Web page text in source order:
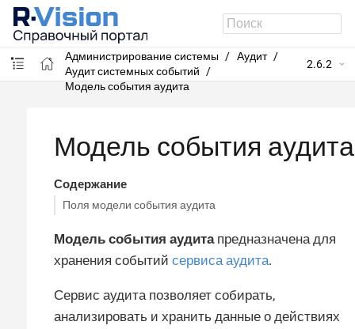
R-Vision SIEM
Администрирование системы
Аудит
Аудит системных событий
Модель события аудита
2.6.2
Модель события аудита
Содержание
Поля модели события аудита
Модель события аудитапредназначена для
хранения событий сервиса аудита.
Сервис аудита позволяет собирать,
анализировать и хранить данные о действиях